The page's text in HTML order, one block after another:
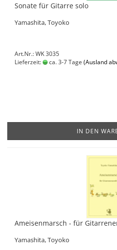
Sonate für Gitarre solo
Yamashita, Toyoko
Art.Nr.: WK 3035
Lieferzeit:
ca. 3-7 Tage (Ausland
IN DEN
Ameisenmarsch - für
Yamashita, Toyoko